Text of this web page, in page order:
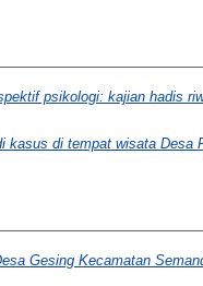
psikologi: kajian hadis
di tempat wisata Desa
Gesing Kecamatan